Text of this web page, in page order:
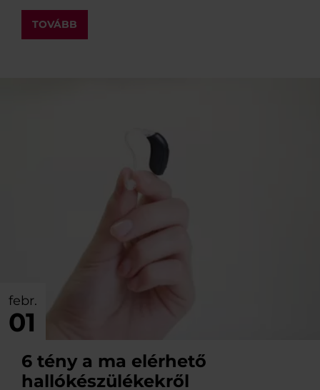
TOVÁBB
febr.
01
6 tény a ma elérhető
hallókészülékekről